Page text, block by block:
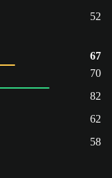
52
67
70
82
62
58